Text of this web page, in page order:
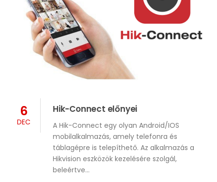
6
DEC
Hik-Connect előnyei
A Hik-Connect egy olyan Android/IOS
mobilalkalmazás, amely telefonra és
táblagépre is telepíthető. Az alkalmazás a
Hikvision eszközök kezelésére szolgál,
beleértve…